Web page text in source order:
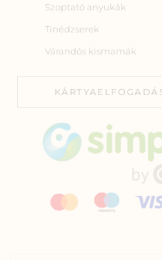
Szoptató anyukák
Tinédzserek
Várandós kismamák